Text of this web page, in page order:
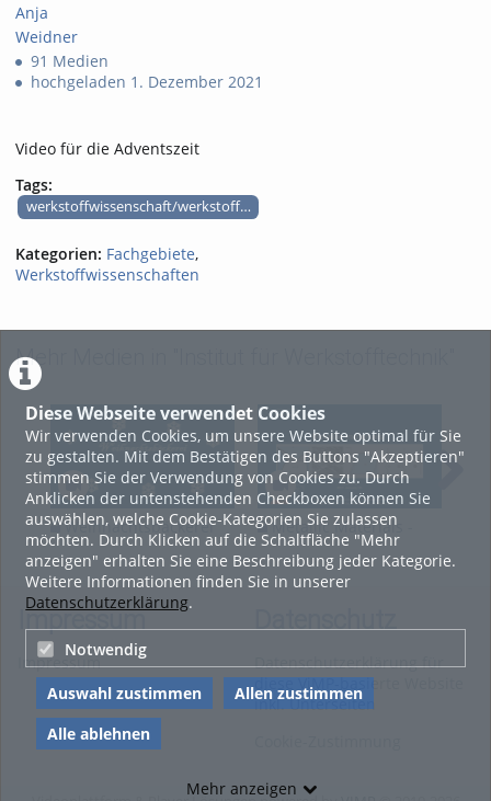
Diese Webseite verwendet Cookies
Wir verwenden Cookies, um unsere Website optimal für Sie
zu gestalten. Mit dem Bestätigen des Buttons "Akzeptieren"
stimmen Sie der Verwendung von Cookies zu. Durch
Anklicken der untenstehenden Checkboxen können Sie
auswählen, welche Cookie-Kategorien Sie zulassen
möchten. Durch Klicken auf die Schaltfläche "Mehr
anzeigen" erhalten Sie eine Beschreibung jeder Kategorie.
Weitere Informationen finden Sie in unserer
Datenschutzerklärung.
Notwendig
Auswahl zustimmen
Allen zustimmen
Alle ablehnen
Mehr anzeigen
Anja
Weidner
91 Medien
hochgeladen 1. Dezember 2021
Video für die Adventszeit
Tags:
werkstoffwissenschaft/werkstofftechnik
Kategorien: Fachgebiete,
Werkstoffwissenschaften
Mehr Medien in "Institut für Werkstofftechnik"
Weihnachtsbäckerei
mit Formgedächtnis
Metallic Materials -
Lecture 12
Impressum
Impressum
Datenschutzerklärung für
diese ViMP-basierte Website
inkl. Unterseiten